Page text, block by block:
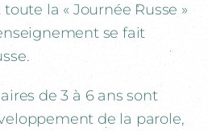
la « Journée Russe »
se fait
de 3 à 6 ans sont
de la parole,